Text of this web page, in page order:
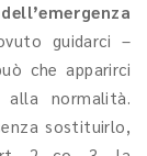
guidarci –
che apparirci
normalità.
sostituirlo,